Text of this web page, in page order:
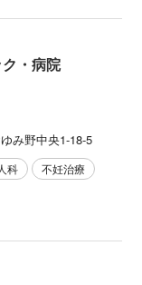
・病院
み野中央1-18-5
科 不妊治療